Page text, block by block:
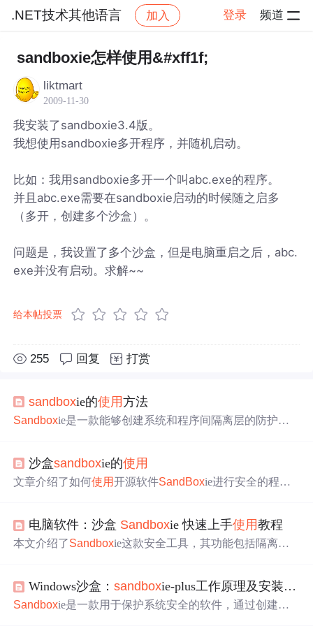
.NET技术其他语言 加入 登录 频道
.NET技术其他语言 帖子详情
sandboxie怎样使用&#xff1f;
liktmart
2009-11-30
我安装了sandboxie3.4版。
我想使用sandboxie多开程序，并随机启动。
比如：我用sandboxie多开一个叫abc.exe的程序。
并且abc.exe需要在sandboxie启动的时候随之启多
（多开，创建多个沙盒）。
问题是，我设置了多个沙盒，但是电脑重启之后，abc.
exe并没有启动。求解~~
给本帖投票
255 回复 打赏
sandboxie的使用方法
Sandboxie是一款能够创建系统和程序间隔离层的防护软
等。沙盒sandboxie的使用
文章介绍了如何使用开源软件SandBoxie进行安全的程序
还讨论了沙盒在实际应用中的场景，如限制QQ等软件的行
为，确保系统安全。
电脑软件：沙盒 Sandboxie 快速上手使用教程
本文介绍了Sandboxie这款安全工具，其功能包括隔离网
在安全环境中进行操作。,
Windows沙盒：sandboxie-plus工作原理及安装使用
Sandboxie是一款用于保护系统安全的软件，通过创建隔